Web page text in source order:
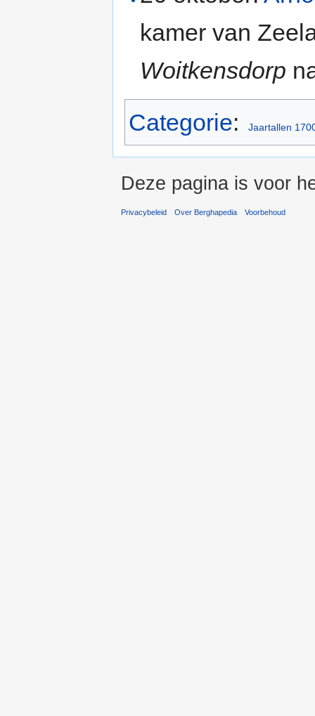
kamer van
Woitkensdorp
Categorie: Jaartallen
Deze pagina is voor
Privacybeleid Over Berghapedia Voorbehoud